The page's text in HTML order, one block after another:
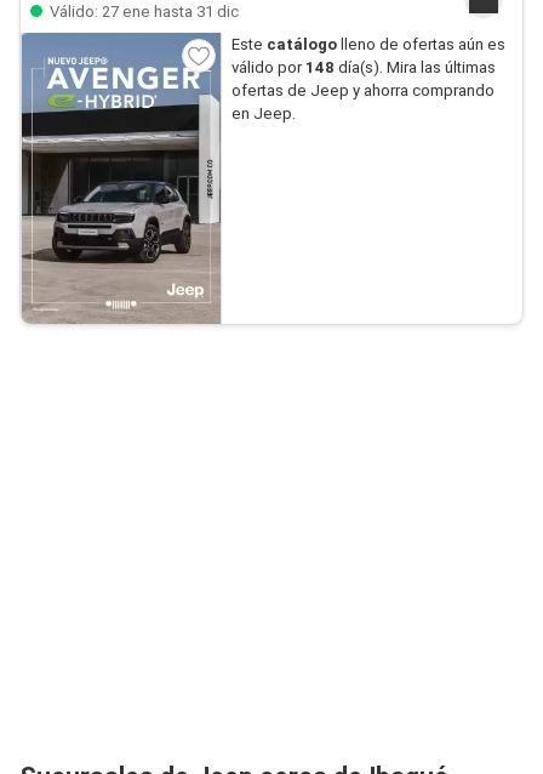
Válido: 27 ene hasta 31 dic
Este catálogolleno de ofertas aún es
válido por 148 día(s). Mira las últimas
ofertas de Jeep y ahorra comprando
en Jeep.